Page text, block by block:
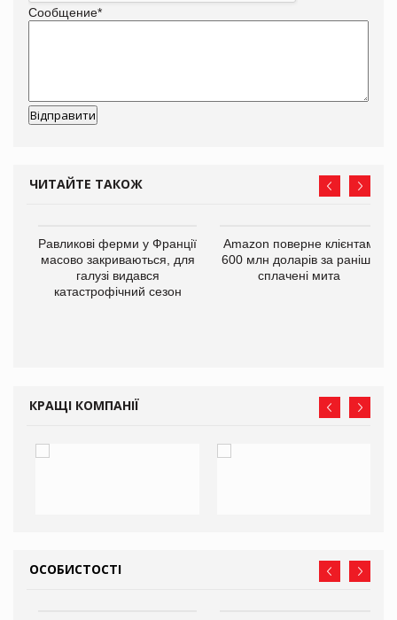
Сообщение*
ЧИТАЙТЕ ТАКОЖ
Равликові ферми у Франції
масово закриваються, для
галузі видався
катастрофічний сезон
Amazon поверне клієнтам
600 млн доларів за раніше
сплачені мита
КРАЩІ КОМПАНІЇ
ОСОБИСТОСТІ